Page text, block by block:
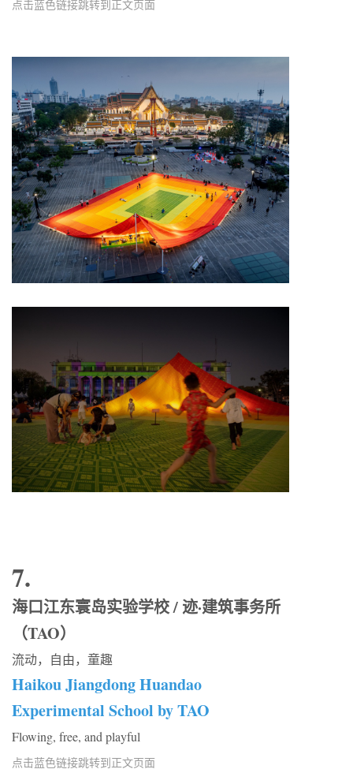
点击蓝色链接跳转到正文页面
7.
海口江东寰岛实验学校 / 迹·建筑事务所
（TAO）
流动，自由，童趣
Haikou Jiangdong Huandao
Experimental School by TAO
Flowing, free, and playful
点击蓝色链接跳转到正文页面